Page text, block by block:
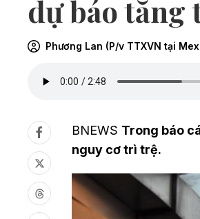
dự báo tăng
Phương Lan (P/v TTXVN tại
BNEWS Trong báo
nguy cơ trì trệ.